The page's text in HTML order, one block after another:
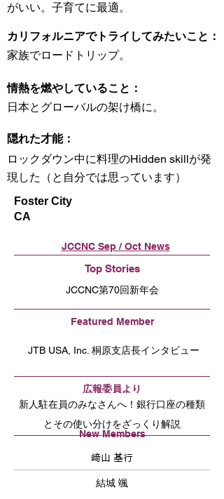
がいい。子育てに最適。
カリフォルニアでトライしてみたいこと：
家族でロードトリップ。
情熱を燃やしていること：
日本とグローバルの架け橋に。
隠れた才能：
ロックダウン中に料理のHidden skillが発
現した（と自分では思っています）
Foster City
CA
JCCNC Sep / Oct News
Top Stories
JCCNC第70回新年会
Featured Member
JTB USA, Inc. 桐原支店長インタビュー
広報委員より
新人駐在員のみなさんへ！銀行口座の種類
とその使い分けをざっくり解説
New Members
﨑山 基行
結城 颯